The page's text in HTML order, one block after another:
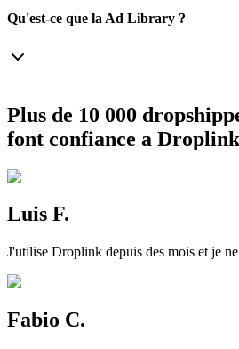
Qu'est-ce que la Ad Library ?
Plus de 10 000
font confiance a Droplink
Luis F.
J'utilise Droplink depuis des mois et je
Fabio C.